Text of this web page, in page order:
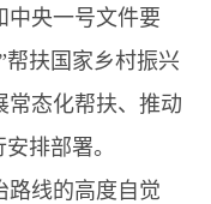
中央一号文件要
帮扶国家乡村振兴
常态化帮扶、推动
排部署。
路线的高度自觉